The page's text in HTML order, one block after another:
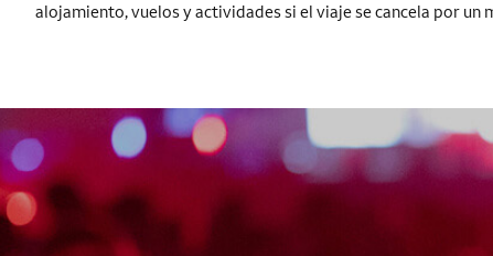
alojamiento, vuelos y actividades si el viaje se cancela por un
AUTOGRAPH CARD
EXCLUSIVES